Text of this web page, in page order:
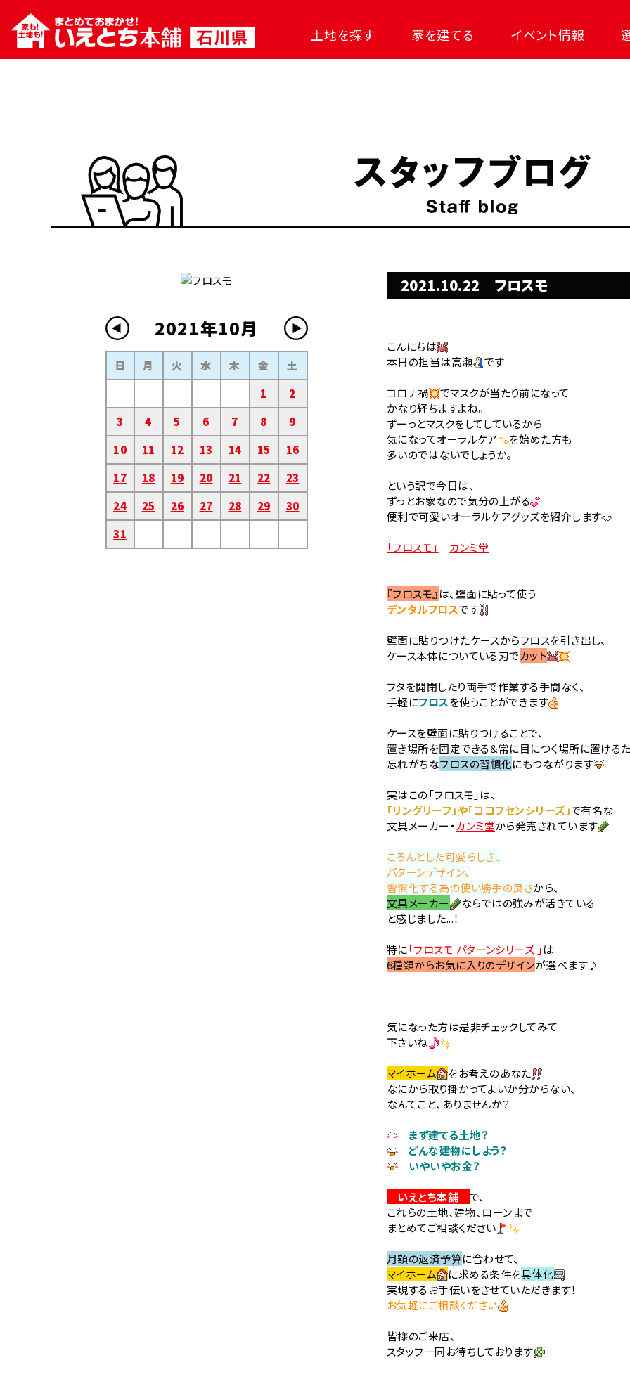
土地を探す 家を建てる イベント情報
2021年10月
日 月 火 水 木 金
土
1
2
3
4 5 6 7 8
9
10
11 12 13 14 15
16
17
18 19 20 21 22
23
24
25 26 27 28 29
30
31
2021.10.22 フロスモ
こんにちは
本日の担当は高瀬
です
コロナ禍
でマスクが当たり前になって
かなり経ちますよね。
ずーっとマスクをしてしているから
気になってオーラルケア
を始めた方も
多いのではないでしょうか。
という訳で今日は、
ずっとお家なので気分の上がる
便利で可愛いオーラルケアグッズを紹介します
「フロスモ」 カンミ堂
『フロスモ』 は、壁面に貼って使う
デンタルフロスです
壁面に貼りつけたケースからフロスを引き出し、
ケース本体についている刃でカット
フタを開閉したり両手で作業する手間なく、
手軽にフロスを使うことができます
ケースを壁面に貼りつけることで、
置き場所を固定できる＆常に目につく場所に置ける
忘れがちなフロスの習慣化にもつながります
実はこの「フロスモ」は、
​「リングリーフ」や「ココフセンシリーズ」で有名な
文具メーカー・カンミ堂から発売されています
ころんとした可愛らしさ、
パターンデザイン、
習慣化する為の使い勝手の良さから、
文具メーカー
ならではの強みが活きている
と感じました...！
特に「フロスモ パターンシリーズ 」は
6種類からお気に入りのデザインが選べます♪
気になった方は是非チェックしてみて
下さいね
マイホーム
をお考えのあなた
なにから取り掛かってよいか分からない、
なんてこと、ありませんか？
まず建てる土地？
どんな建物にしよう？
いやいやお金？
いえとち本舗 で、
これらの土地、建物、ローンまで
まとめてご相談ください
月額の返済予算に合わせて、
マイホーム
に求める条件を具体化
実現するお手伝いをさせていただきます！
お気軽にご相談ください
皆様のご来店、
スタッフ一同お待ちしております